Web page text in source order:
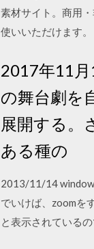
素材サイト。商用
使いいただけます。
2017年11月
の舞台劇を
展開する。
ある種の
2013/11/14
でいけば、zoomを
と表示されている